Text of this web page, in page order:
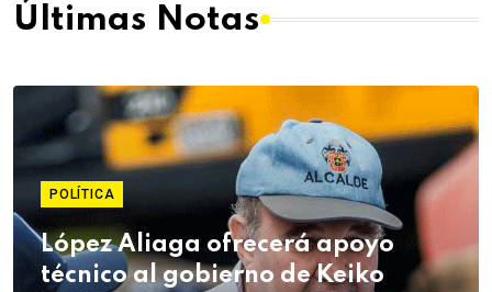
Últimas Notas
POLÍTICA
López Aliaga ofrecerá apoyo
técnico al gobierno de Keiko